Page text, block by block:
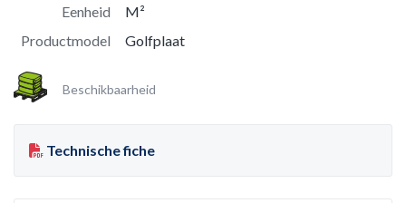
Eenheid
M²
Productmodel
Golfplaat
Beschikbaarheid
Technische fiche